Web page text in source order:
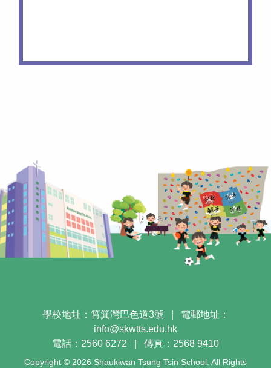
學校地址：筲箕灣巴色道3號
電郵地址：
info@skwtts.edu.hk
電話：2560 6272
傳真：2568 9410
Copyright © 2026 Shaukiwan Tsung Tsin School. All Rights